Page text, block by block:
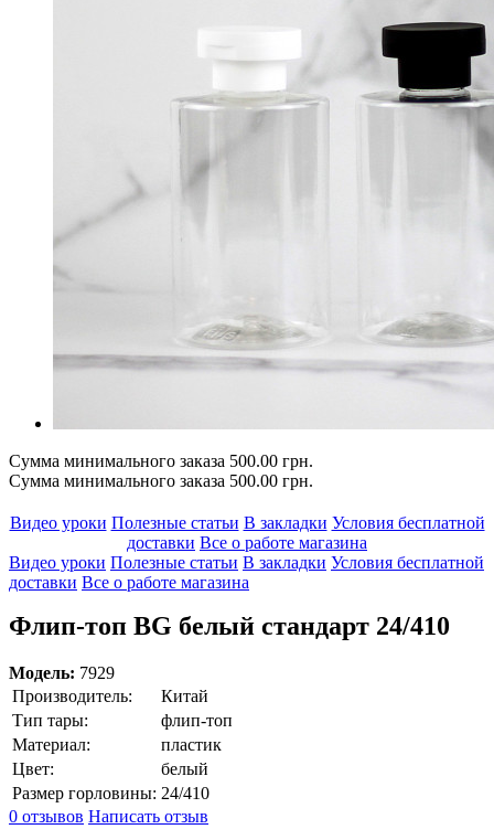
Сумма минимального заказа 500.00 грн.
Сумма минимального заказа 500.00 грн.
Видео уроки Полезные статьи В закладки Условия бесплатной
доставки Все о работе магазина
Видео уроки Полезные статьи В закладки Условия бесплатной
доставки Все о работе магазина
Флип-топ BG белый стандарт 24/410
Модель: 7929
Производитель:
Китай
Тип тары:
флип-топ
Материал:
пластик
Цвет:
белый
Размер горловины: 24/410
0 отзывов Написать отзыв